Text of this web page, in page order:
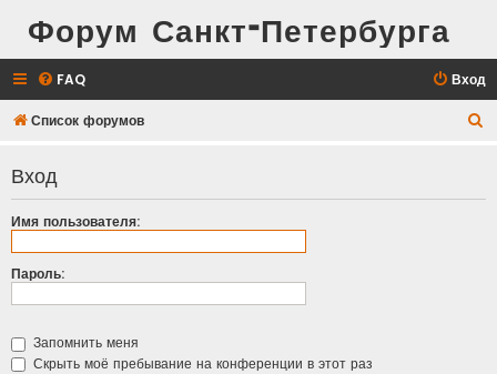
Форум Санкт-Петербурга
FAQ Вход
Список форумов
с
Вход
Имя пользователя:
Пароль:
Запомнить меня
Скрыть моё пребывание на конференции в этот раз